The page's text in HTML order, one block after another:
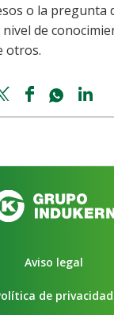
o la pregunta
de
otros.
Twitter
share
Facebook
shareshare
Aviso legal
de privacidad